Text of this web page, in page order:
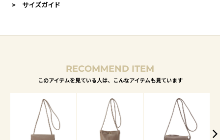
> サイズガイド
RECOMMEND ITEM
このアイテムを見ている人は、こんなアイテムも見ています